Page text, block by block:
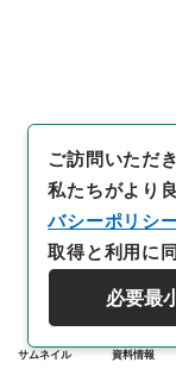
サムネイル 資料情報
ご訪問いただ
私たちがより
バシーポリシ
取得と利用に
必要最